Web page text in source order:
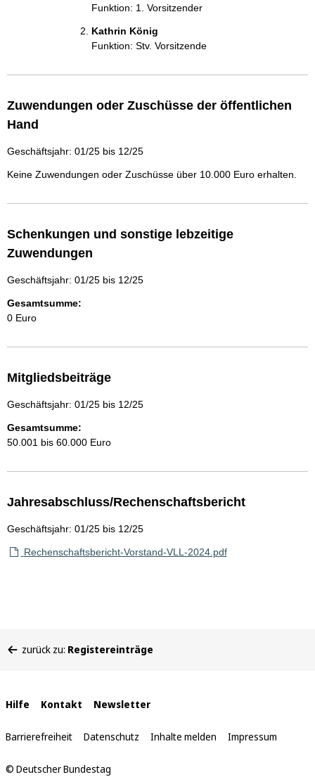
Funktion: 1. Vorsitzender
Kathrin König
Funktion: Stv. Vorsitzende
Zuwendungen oder Zuschüsse der öffentlichen
Hand
Geschäftsjahr: 01/25 bis 12/25
Keine Zuwendungen oder Zuschüsse über 10.000 Euro erhalten.
Schenkungen und sonstige lebzeitige
Zuwendungen
Geschäftsjahr: 01/25 bis 12/25
Gesamtsumme:
0 Euro
Mitgliedsbeiträge
Geschäftsjahr: 01/25 bis 12/25
Gesamtsumme:
50.001 bis 60.000 Euro
Jahresabschluss/Rechenschaftsbericht
Geschäftsjahr: 01/25 bis 12/25
Rechenschaftsbericht-Vorstand-VLL-2024.pdf
befinden
zurück zu: Registereinträge
Interne
Links
Hilfe Kontakt Newsletter
Barrierefreiheit Datenschutz Inhalte melden Impressum
© Deutscher Bundestag